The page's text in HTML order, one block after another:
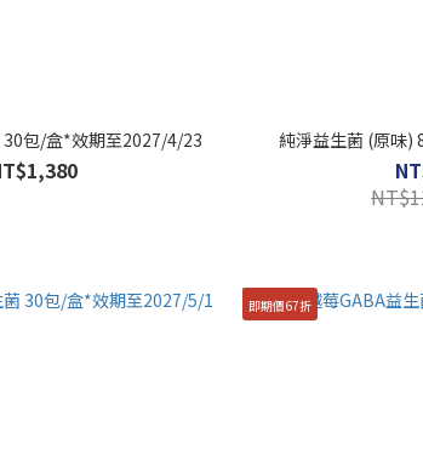
30包/盒*效期至2027/4/23 純淨益生菌 (原味)
即期價67折